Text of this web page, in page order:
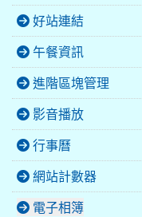
好站連結
午餐資訊
進階區塊管理
影音播放
行事曆
網站計數器
電子相簿